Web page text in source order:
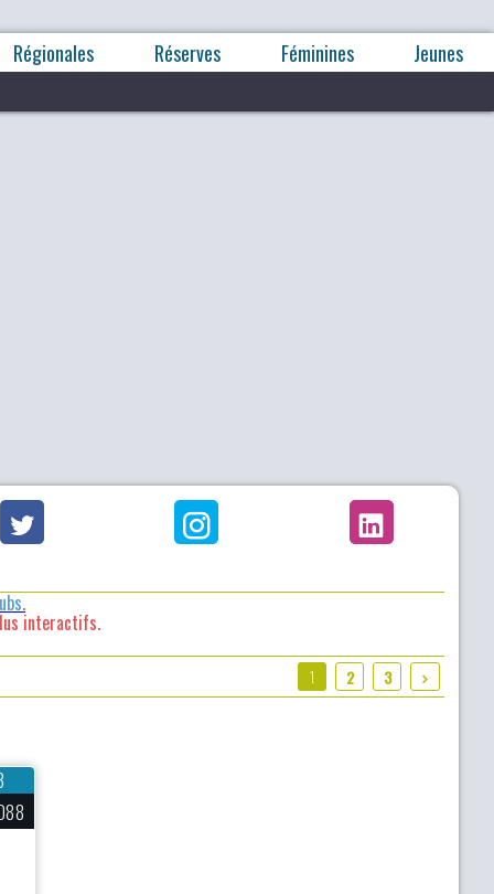
Régionales Réserves Féminines Jeunes
.
interactifs.
1 2 3